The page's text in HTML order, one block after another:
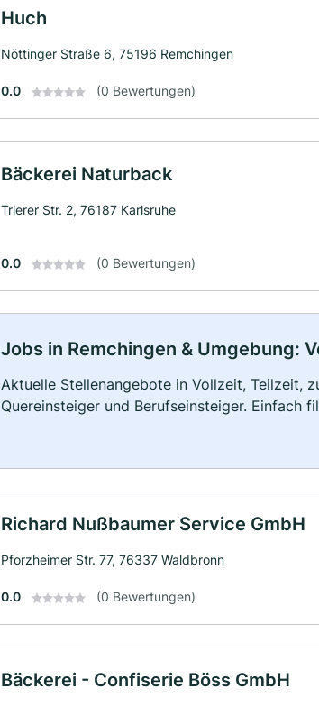
Huch
Nöttinger Straße 6, 75196 Remchingen
0.0 (0 Bewertungen)
Bäckerei Naturback
Trierer Str. 2, 76187 Karlsruhe
0.0 (0 Bewertungen)
Jobs in Remchingen & Umgebung:
Aktuelle Stellenangebote in Vollzeit, Teilzeit,
Quereinsteiger und Berufseinsteiger. Einfach
Richard Nußbaumer Service GmbH
Pforzheimer Str. 77, 76337 Waldbronn
0.0 (0 Bewertungen)
Bäckerei - Confiserie Böss GmbH